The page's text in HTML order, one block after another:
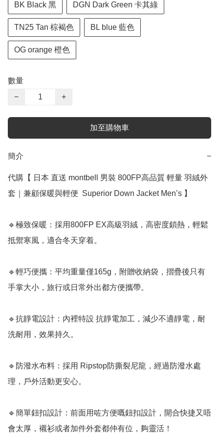
BK Black 黑 DGN Dark Green 卡其綠
TN25 Tan 棕褐色 BL blue 藍色
OG orange 橙色
數量
−
+
加至購物車
簡介 −
代購【 日本 直送 montbell 男裝 800FP高品質 輕量 羽絨外
套｜兼顧保暖與輕便  Superior Down Jacket Men’s 】
🔹極致保暖：採用800FP EX高級羽絨，高密度鎖熱，輕鬆
抵禦寒風，適合冬天穿着。
🔹輕巧便攜：平均重量僅165g，附贈收納袋，摺疊後只有
手掌大小，旅行或日常外出都方便攜帶。
🔹抗靜電設計：內裡特設 抗靜電加工，減少不適靜電，耐
洗耐用，效果持久。
🔹防潑水布料：採用 Ripstop防撕裂尼龍，經過防潑水處
理，戶外活動更安心。
🔹簡單鈕扣設計：前面用咗方便嘅鈕扣設計，開合快捷又唔
會太厚，襯衫或者加件外套都仲有位，夠靈活！